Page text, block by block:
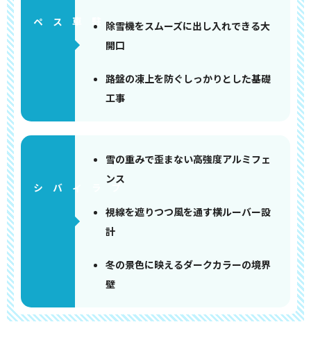
除雪機をスムーズに出し入れできる大
開口
路盤の凍上を防ぐしっかりとした基礎
工事
雪の重みで歪まない高強度アルミフェ
ンス
視線を遮りつつ風を通す横ルーバー設
計
冬の景色に映えるダークカラーの境界
壁